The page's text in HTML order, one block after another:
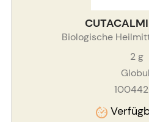
Biologische
2g